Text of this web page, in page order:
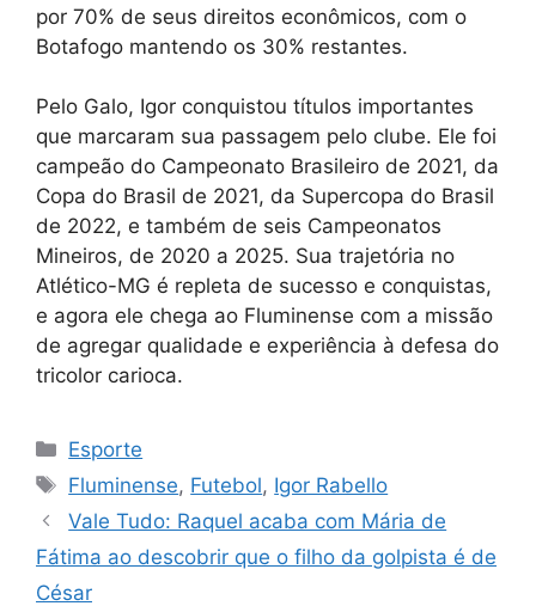
por 70% de seus direitos econômicos, com o
Botafogo mantendo os 30% restantes.
Pelo Galo, Igor conquistou títulos importantes
que marcaram sua passagem pelo clube. Ele foi
campeão do Campeonato Brasileiro de 2021, da
Copa do Brasil de 2021, da Supercopa do Brasil
de 2022, e também de seis Campeonatos
Mineiros, de 2020 a 2025. Sua trajetória no
Atlético-MG é repleta de sucesso e conquistas,
e agora ele chega ao Fluminense com a missão
de agregar qualidade e experiência à defesa do
tricolor carioca.
Categorias
Esporte
Tags
Fluminense, Futebol, Igor Rabello
Vale Tudo: Raquel acaba com Mária de
Fátima ao descobrir que o filho da golpista é de
César